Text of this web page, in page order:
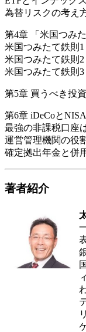
為替リスクの考え
第4章 「米国つみ
米国つみたて鉄則
米国つみたて鉄則
米国つみたて鉄則
第5章 買うべき投
第6章 iDeCoと
最強の非課税口座
運営管理機関の役
確定拠出年金と併
著者紹介